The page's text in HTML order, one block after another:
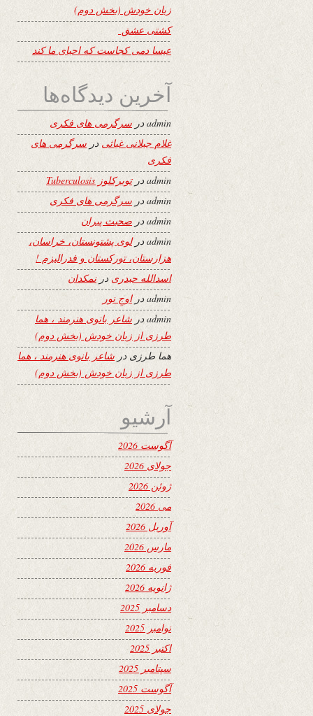
زبان خودش (بخش دوم)
کشتی عشق
عیسا دمی کجاست که احیای ما کند
آخرین دیدگاه‌ها
adminدر سرگرمی های فکری
غلام جیلانی غیاثی در سرگرمی های
فکری
adminدرتوبرکلوز Tuberculosis
adminدر سرگرمی های فکری
adminدر صحبت پیران
adminدرلوی پشتونستان، خراسان،
هزارستان، تورکستان و فدرالیزم !
اسدالله حیدری درنمکدان
adminدراوجِ نور
adminدر شاعر بانوی هنرمند ، هما
طرزی از زبان خودش (بخش دوم)
هما طرزی در شاعر بانوی هنرمند ، هما
طرزی از زبان خودش (بخش دوم)
آرشیو
آگوست 2026
جولای 2026
ژوئن 2026
می 2026
آوریل 2026
مارس 2026
فوریه 2026
ژانویه 2026
دسامبر 2025
نوامبر 2025
اکتبر 2025
سپتامبر 2025
آگوست 2025
جولای 2025